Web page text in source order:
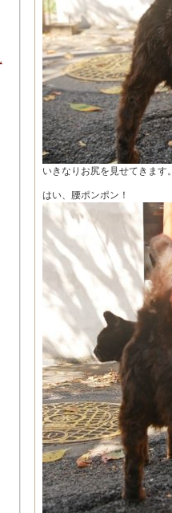
いきなりお尻を見せてきます。
はい、腰ポンポン！